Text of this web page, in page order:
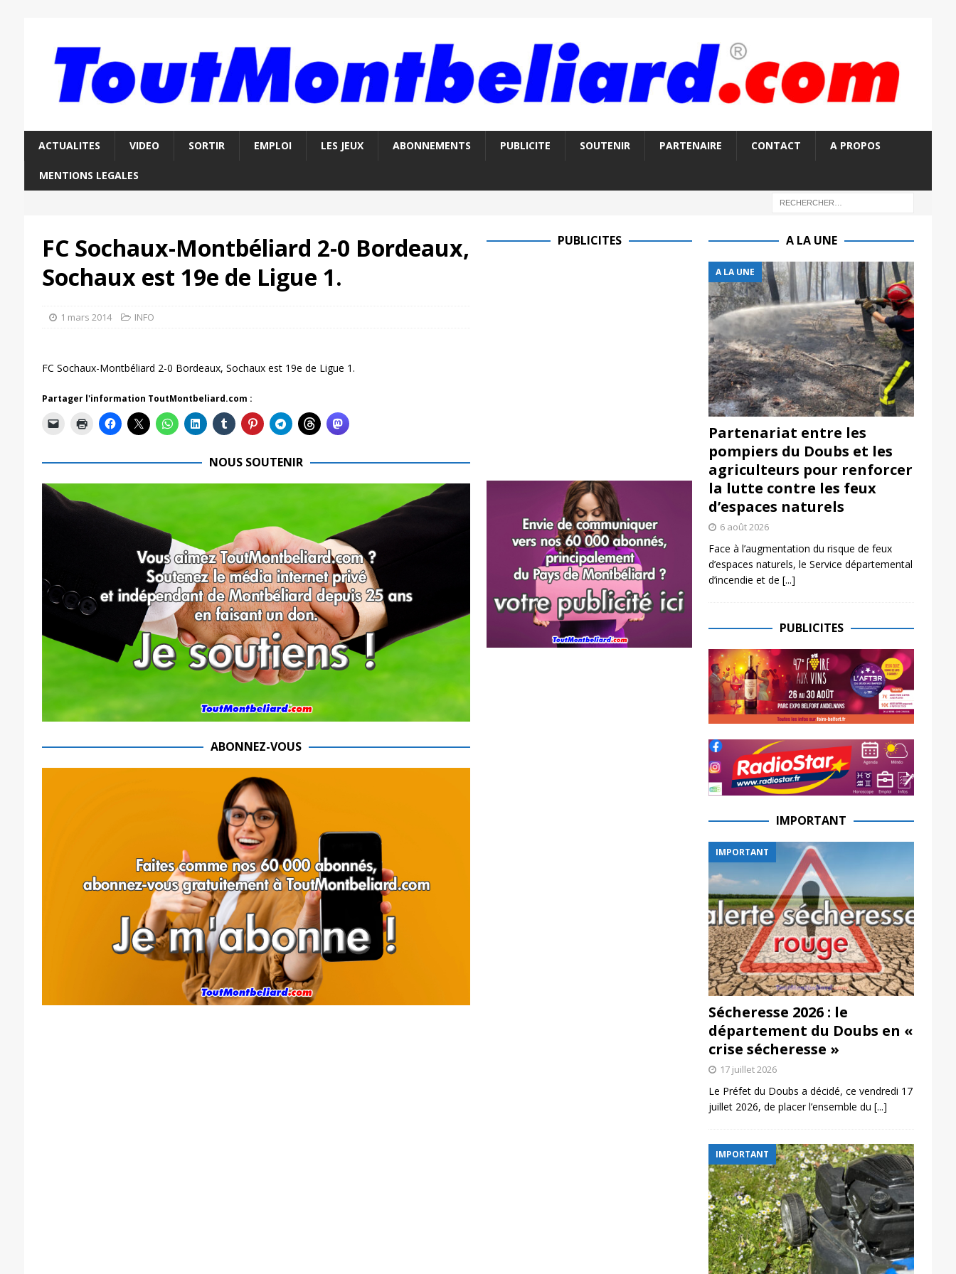
ACTUALITES VIDEO SORTIR EMPLOI LES JEUX ABONNEMENTS PUBLICITE SOUTENIR PARTENAIRE CONTACT A PROPOS
MENTIONS LEGALES
FC Sochaux-Montbéliard 2-0 Bordeaux,
Sochaux est 19e de Ligue 1.
1 mars 2014 INFO
FC Sochaux-Montbéliard 2-0 Bordeaux, Sochaux est 19e de Ligue 1.
Partager l'information ToutMontbeliard.com :
NOUS SOUTENIR
ABONNEZ-VOUS
PUBLICITES A LA UNE
A LA UNE
Partenariat entre les
pompiers du Doubs et les
agriculteurs pour renforcer
la lutte contre les feux
d’espaces naturels
6 août 2026
Face à l’augmentation du risque de feux
d’espaces naturels, le Service départemental
d’incendie et de [...]
PUBLICITES
IMPORTANT
IMPORTANT
Sécheresse 2026 : le
département du Doubs en «
crise sécheresse »
17 juillet 2026
Le Préfet du Doubs a décidé, ce vendredi 17
juillet 2026, de placer l’ensemble du [...]
IMPORTANT